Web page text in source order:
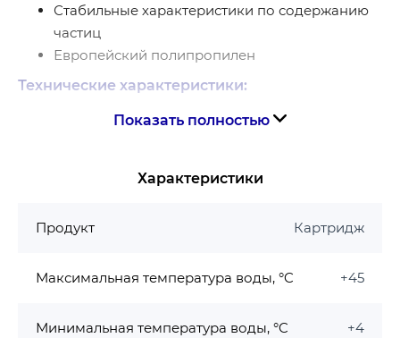
Стабильные характеристики по содержанию
частиц
Европейский полипропилен
Технические характеристики:
5 (PP5)
Максимальный ресурс, л 80000
фильтрации, л/мин
Рабочая температура, ℃ +3 ÷ +43°С
Показать полностью
Характеристики
Продукт Картридж
Максимальная температура воды, °C +45
Минимальная температура воды, °C +4